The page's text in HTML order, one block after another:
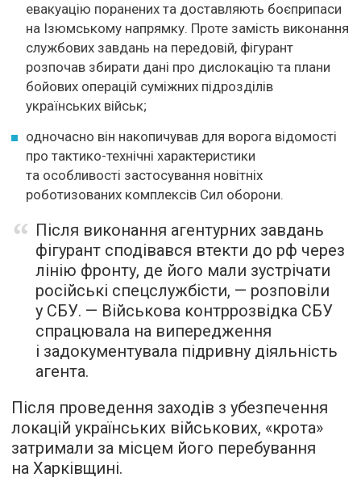
евакуацію поранених та доставляють боєприпаси
на Ізюмському напрямку. Проте замість виконання
службових завдань на передовій, фігурант
розпочав збирати дані про дислокацію та плани
бойових операцій суміжних підрозділів
українських військ;
одночасно він накопичував для ворога відомості
про тактико-технічні характеристики
та особливості застосування новітніх
роботизованих комплексів Сил оборони.
Після виконання агентурних завдань
фігурант сподівався втекти до рф через
лінію фронту, де його мали зустрічати
російські спецслужбісти, — розповіли
у СБУ. — Військова контррозвідка СБУ
спрацювала на випередження
і задокументувала підривну діяльність
агента.
Після проведення заходів з убезпечення
локацій українських військових, «крота»
затримали за місцем його перебування
на Харківщині.